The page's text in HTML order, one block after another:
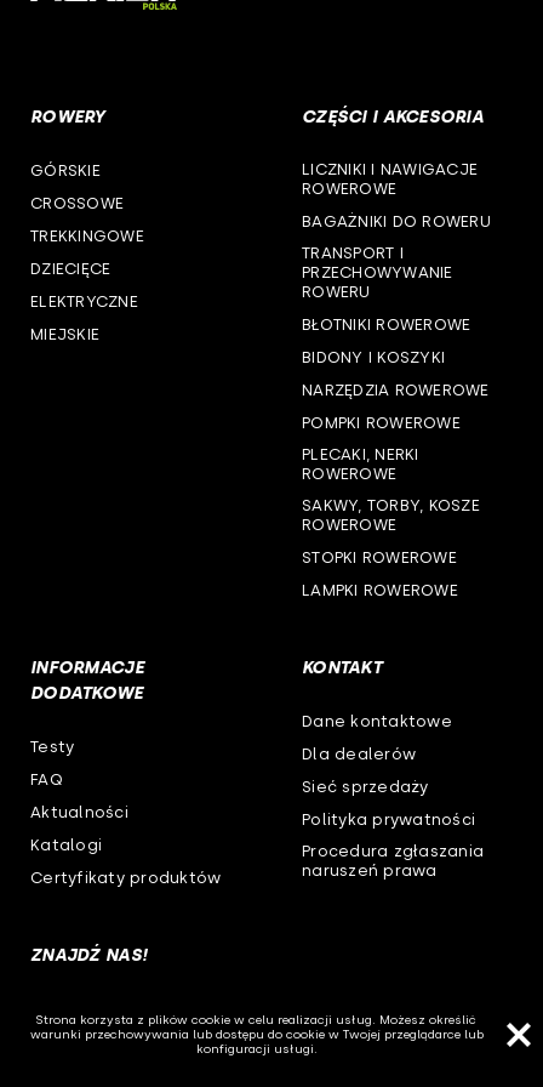
woj. opolskie
woj. podlaskie
woj. pomorskie
woj. śląskie
woj. warmińsko-mazurskie
ROWERY
GÓRSKIE
CROSSOWE
TREKKINGOWE
DZIECIĘCE
ELEKTRYCZNE
MIEJSKIE
CZĘŚCI I AKCESORIA
LICZNIKI I NAWIGACJE
ROWEROWE
BAGAŻNIKI DO ROWERU
TRANSPORT I
PRZECHOWYWANIE
ROWERU
BŁOTNIKI ROWEROWE
BIDONY I KOSZYKI
NARZĘDZIA ROWEROWE
POMPKI ROWEROWE
PLECAKI, NERKI
ROWEROWE
SAKWY, TORBY, KOSZE
ROWEROWE
STOPKI ROWEROWE
LAMPKI ROWEROWE
INFORMACJE
DODATKOWE
Testy
FAQ
Aktualności
Katalogi
Certyfikaty produktów
KONTAKT
Dane kontaktowe
Dla dealerów
Sieć sprzedaży
Polityka prywatności
Procedura zgłaszania
naruszeń prawa
ZNAJDŹ NAS!
Strona korzysta z plików cookie w celu realizacji usług. Możesz określić
warunki przechowywania lub dostępu do cookie w Twojej przeglądarce lub
konfiguracji usługi.